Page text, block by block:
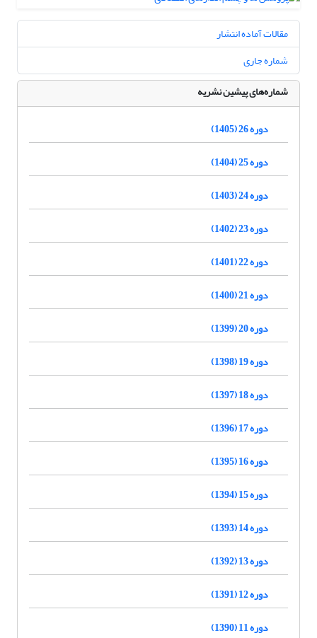
مقالات آماده انتشار
شماره جاری
شماره‌های پیشین نشریه
دوره 26 (1405)
دوره 25 (1404)
دوره 24 (1403)
دوره 23 (1402)
دوره 22 (1401)
دوره 21 (1400)
دوره 20 (1399)
دوره 19 (1398)
دوره 18 (1397)
دوره 17 (1396)
دوره 16 (1395)
دوره 15 (1394)
دوره 14 (1393)
دوره 13 (1392)
دوره 12 (1391)
دوره 11 (1390)